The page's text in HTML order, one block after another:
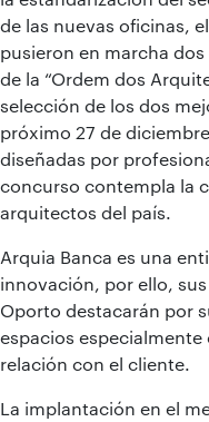
de las nuevas oficinas,
pusieron en marcha
de la “Ordem dos
selección de los dos
próximo 27 de
diseñadas por
concurso contempla la
arquitectos del país.
Arquia Banca es una
innovación, por ello,
Oporto destacarán por
espacios
relación con el cliente.
La implantación en el